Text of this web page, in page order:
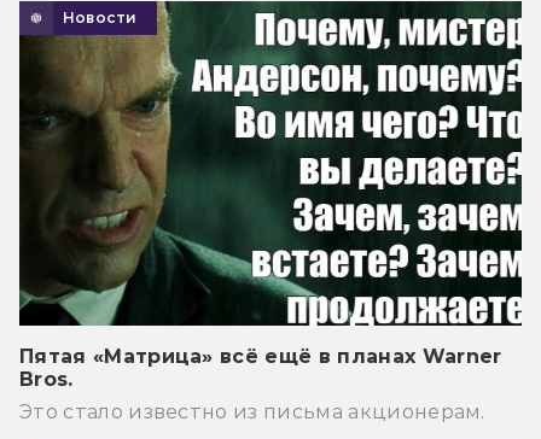
Новости
Пятая «Матрица» всё ещё в планах Warner
Bros.
Это стало известно из письма акционерам.